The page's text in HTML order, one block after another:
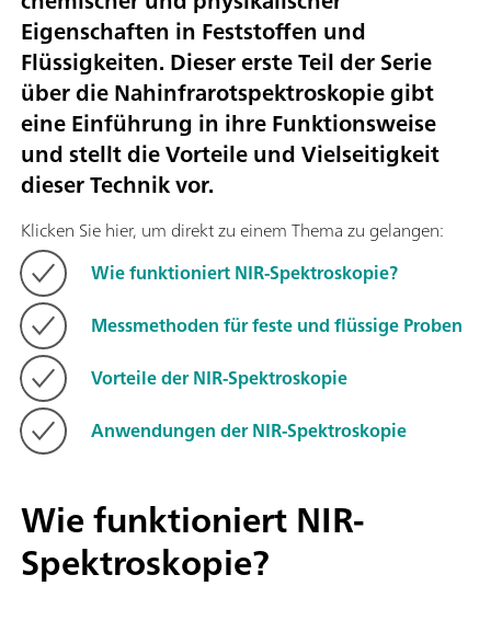
Eigenschaften in Feststoffen und
Flüssigkeiten. Dieser erste Teil der Serie
über die Nahinfrarotspektroskopie gibt
eine Einführung in ihre Funktionsweise
und stellt die Vorteile und Vielseitigkeit
dieser Technik vor.
Klicken Sie hier, um direkt zu einem Thema zu gelangen:
Wie funktioniert NIR-Spektroskopie?
Messmethoden für feste und flüssige Proben
Vorteile der NIR-Spektroskopie
Anwendungen der NIR-Spektroskopie
Wie funktioniert NIR-
Spektroskopie?